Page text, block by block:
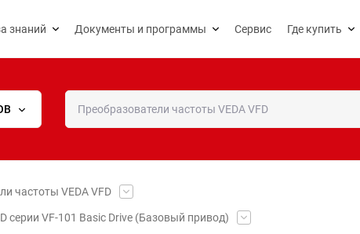
знаний Документы и программы Сервис Где купить
частоты VEDA VFD
серии VF-101 Basic Drive (Базовый привод)